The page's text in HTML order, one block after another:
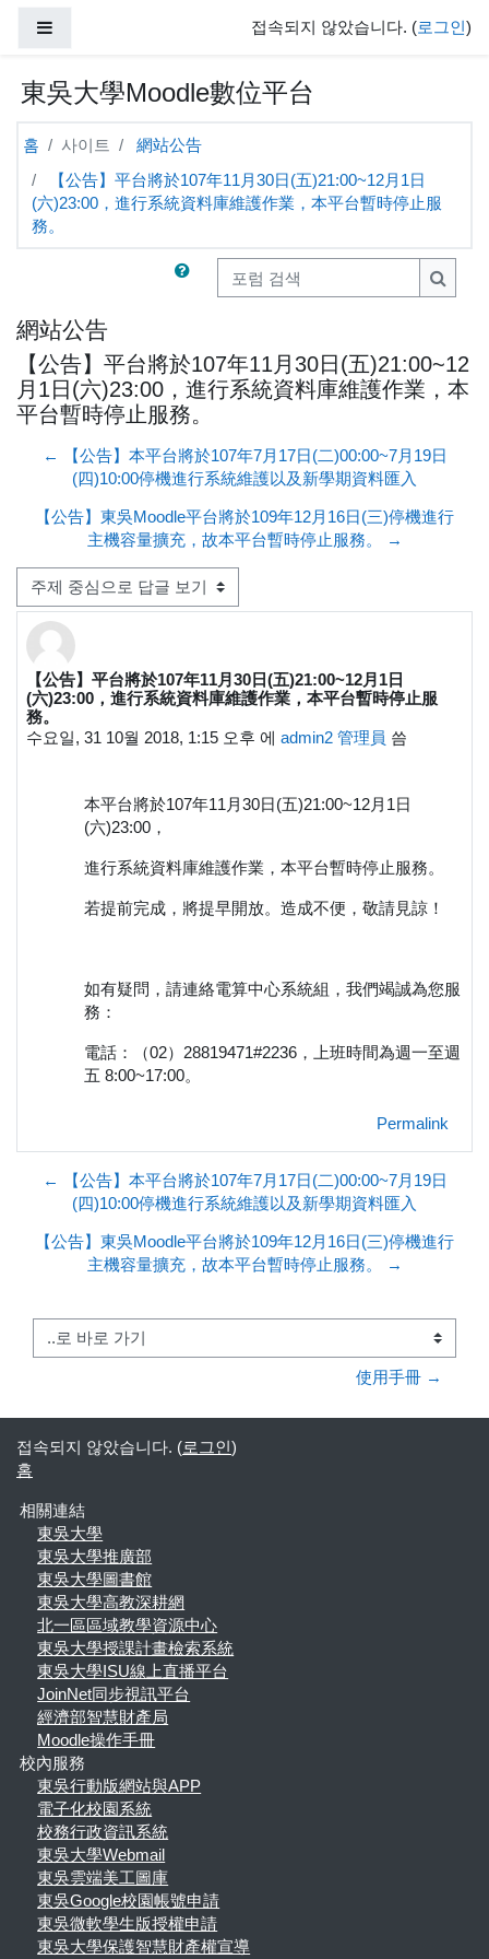
접속되지 않았습니다. (로그인 )
東吳大學Moodle數位平台
홈 사이트 網站公告
【公告】平台將於107年11月30日(五)21:00~12月1日
(六)23:00，進行系統資料庫維護作業，本平台暫時停止服
務。
포럼 검색
포럼
網站公告
【公告】平台將於107年11月30日(五)21:00~12
月1日(六)23:00，進行系統資料庫維護作業，本
平台暫時停止服務。
← 【公告】本平台將於107年7月17日(二)00:00~7月19日
(四)10:00停機進行系統維護以及新學期資料匯入
【公告】東吳Moodle平台將於109年12月16日(三)停機進行
主機容量擴充，故本平台暫時停止服務。 →
표시 모드
【公告】平台將於107年11月30日(五)21:00~12月1日
(六)23:00，進行系統資料庫維護作業，本平台暫時停止服
務。
수요일, 31 10월 2018, 1:15 오후 에 admin2 管理員 씀
Number of replies: 0
本平台將於107年11月30日(五)21:00~12月1日
(六)23:00，
進行系統資料庫維護作業，本平台暫時停止服務。
若提前完成，將提早開放。造成不便，敬請見諒！
如有疑問，請連絡電算中心系統組，我們竭誠為您服
務：
電話：（02）28819471#2236，上班時間為週一至週
五 8:00~17:00。
Permalink
← 【公告】本平台將於107年7月17日(二)00:00~7月19日
(四)10:00停機進行系統維護以及新學期資料匯入
【公告】東吳Moodle平台將於109年12月16日(三)停機進行
主機容量擴充，故本平台暫時停止服務。 →
..로 바로 가기
使用手冊 →
접속되지 않았습니다. (로그인 )
홈
相關連結
東吳大學
東吳大學推廣部
東吳大學圖書館
東吳大學高教深耕網
北一區區域教學資源中心
東吳大學授課計畫檢索系統
東吳大學ISU線上直播平台
JoinNet同步視訊平台
經濟部智慧財產局
Moodle操作手冊
校內服務
東吳行動版網站與APP
電子化校園系統
校務行政資訊系統
東吳大學Webmail
東吳雲端美工圖庫
東吳Google校園帳號申請
東吳微軟學生版授權申請
東吳大學保護智慧財產權宣導